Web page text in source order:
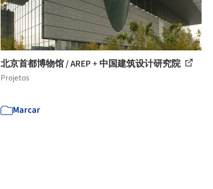
北京首都博物馆 / AREP + 中国建筑设计研究院
Projetos
Marcar